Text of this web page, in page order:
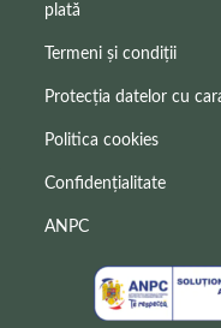
plată
Termeni și condiții
Protecția datelor cu
Politica cookies
Confidențialitate
ANPC